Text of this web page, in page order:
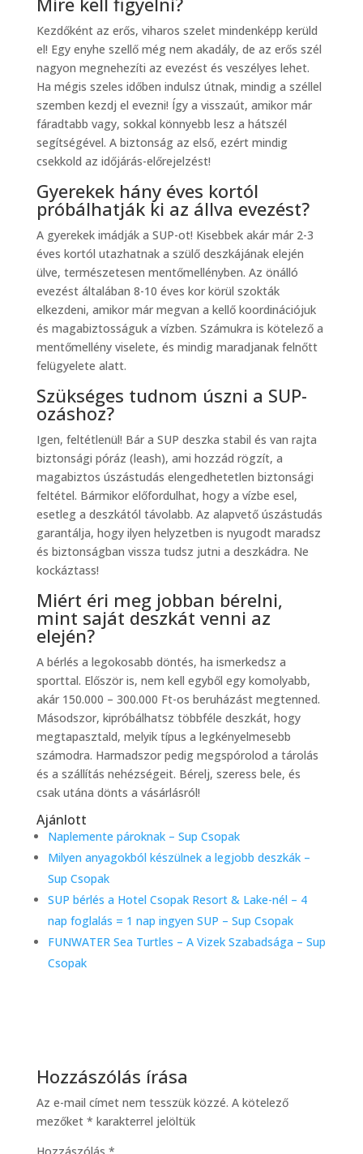
Kezdőként az erős, viharos szelet mindenképp kerüld
el! Egy enyhe szellő még nem akadály, de az erős szél
nagyon megnehezíti az evezést és veszélyes lehet.
Ha mégis szeles időben indulsz útnak, mindig a széllel
szemben kezdj el evezni! Így a visszaút, amikor már
fáradtabb vagy, sokkal könnyebb lesz a hátszél
segítségével. A biztonság az első, ezért mindig
csekkold az időjárás-előrejelzést!
Gyerekek hány éves kortól
próbálhatják ki az állva evezést?
A gyerekek imádják a SUP-ot! Kisebbek akár már 2-3
éves kortól utazhatnak a szülő deszkájának elején
ülve, természetesen mentőmellényben. Az önálló
evezést általában 8-10 éves kor körül szokták
elkezdeni, amikor már megvan a kellő koordinációjuk
és magabiztosságuk a vízben. Számukra is kötelező a
mentőmellény viselete, és mindig maradjanak felnőtt
felügyelete alatt.
Szükséges tudnom úszni a SUP-
ozáshoz?
Igen, feltétlenül! Bár a SUP deszka stabil és van rajta
biztonsági póráz (leash), ami hozzád rögzít, a
magabiztos úszástudás elengedhetetlen biztonsági
feltétel. Bármikor előfordulhat, hogy a vízbe esel,
esetleg a deszkától távolabb. Az alapvető úszástudás
garantálja, hogy ilyen helyzetben is nyugodt maradsz
és biztonságban vissza tudsz jutni a deszkádra. Ne
kockáztass!
Miért éri meg jobban bérelni,
mint saját deszkát venni az
elején?
A bérlés a legokosabb döntés, ha ismerkedsz a
sporttal. Először is, nem kell egyből egy komolyabb,
akár 150.000 – 300.000 Ft-os beruházást megtenned.
Másodszor, kipróbálhatsz többféle deszkát, hogy
megtapasztald, melyik típus a legkényelmesebb
számodra. Harmadszor pedig megspórolod a tárolás
és a szállítás nehézségeit. Bérelj, szeress bele, és
csak utána dönts a vásárlásról!
Ajánlott
Naplemente pároknak – Sup Csopak
Milyen anyagokból készülnek a legjobb deszkák –
Sup Csopak
SUP bérlés a Hotel Csopak Resort & Lake-nél – 4
nap foglalás = 1 nap ingyen SUP – Sup Csopak
FUNWATER Sea Turtles – A Vizek Szabadsága – Sup
Csopak
Hozzászólás írása
Az e-mail címet nem tesszük közzé. A kötelező
mezőket * karakterrel jelöltük